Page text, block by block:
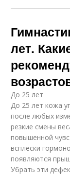
лет.
До 25 лет
До 25 лет кожа
после любых
резкие смены
повышенной
всплески
появляются
Убрать эти